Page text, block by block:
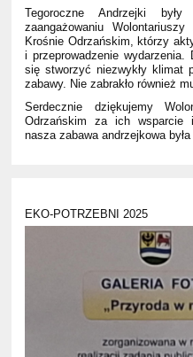
Tegoroczne Andrzejki
zaangażowaniu
Krośnie Odrzańskim, którzy
i przeprowadzenie wydarzenia.
się stworzyć niezwykły klimat
zabawy. Nie zabrakło również
Serdecznie dziękujemy
Odrzańskim za ich wsparcie
nasza zabawa andrzejkowa
EKO-POTRZEBNI 2025